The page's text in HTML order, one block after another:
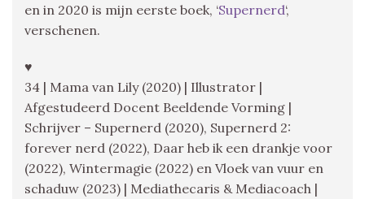
en in 2020 is mijn eerste boek, ‘Supernerd‘,
verschenen.
♥
34 | Mama van Lily (2020) | Illustrator |
Afgestudeerd Docent Beeldende Vorming |
Schrijver – Supernerd (2020), Supernerd 2:
forever nerd (2022), Daar heb ik een drankje voor
(2022), Wintermagie (2022) en Vloek van vuur en
schaduw (2023) | Mediathecaris & Mediacoach |